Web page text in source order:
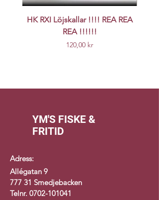
HK RXI Löjskallar !!!! REA REA
REA !!!!!!
Pris
120,00 kr
YM'S FISKE &
FRITID
Adress:
Allégatan 9
777 31 Smedjebacken
Telnr. 0702-101041